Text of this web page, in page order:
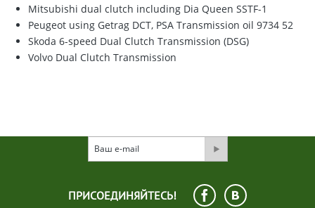
Mitsubishi dual clutch including Dia Queen SSTF-1
Peugeot using Getrag DCT, PSA Transmission oil 9734 52
Skoda 6-speed Dual Clutch Transmission (DSG)
Volvo Dual Clutch Transmission
ПРИСОЕДИНЯЙТЕСЬ!